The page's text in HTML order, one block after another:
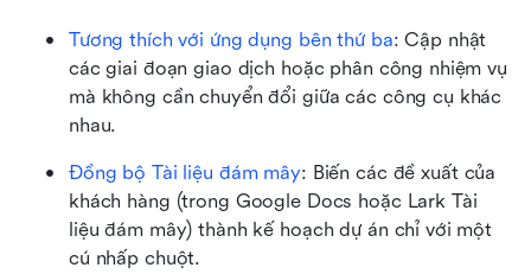
Tương thích với ứng dụng bên thứ ba: Cập nhật
các giai đoạn giao dịch hoặc phân công nhiệm vụ
mà không cần chuyển đổi giữa các công cụ khác
nhau.
Đồng bộ Tài liệu đám mây: Biến các đề xuất của
khách hàng (trong Google Docs hoặc Lark Tài
liệu đám mây) thành kế hoạch dự án chỉ với một
cú nhấp chuột.